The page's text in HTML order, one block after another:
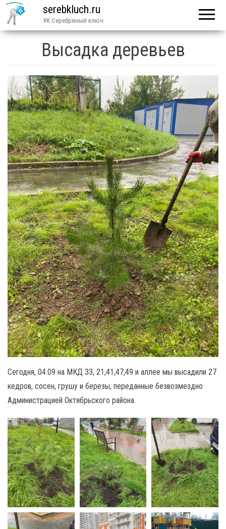
serebkluch.ru
УК Серебряный ключ
Высадка деревьев
Сегодня, 04.09 на МКД 33, 21,41,47,49 и аллее мы высадили 27
кедров, сосен, грушу и березы, переданные безвозмездно
Администрацией Октябрьского района.